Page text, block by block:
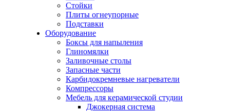
Стойки
Плиты огнеупорные
Подставки
Оборудование
Боксы для напыления
Глиномялки
Заливочные столы
Запасные части
Карбидокремневые нагреватели
Компрессоры
Мебель для керамической студии
Джокерная система